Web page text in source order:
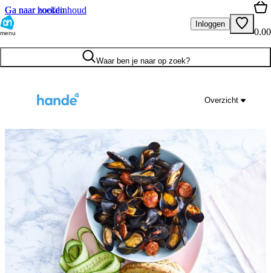
Ga naar hoofdinhoud
Ga naar zoeken
menu
Inloggen
0.00
Waar ben je naar op zoek?
Overzicht